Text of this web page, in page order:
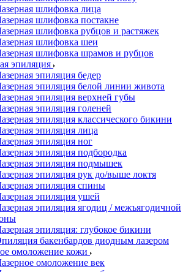
шлифовка лица
шлифовка постакне
шлифовка рубцов и растяжек
шлифовка шеи
шлифовка шрамов и рубцов
эпиляция
эпиляция бедер
эпиляция белой линии живота
эпиляция верхней губы
эпиляция голеней
эпиляция классического бикини
эпиляция лица
эпиляция ног
эпиляция подбородка
эпиляция подмышек
эпиляция рук до/выше локтя
эпиляция спины
эпиляция ушей
эпиляция ягодиц / межъягодичной
эпиляция: глубокое бикини
бакенбардов диодным лазером
омоложение кожи
омоложение век